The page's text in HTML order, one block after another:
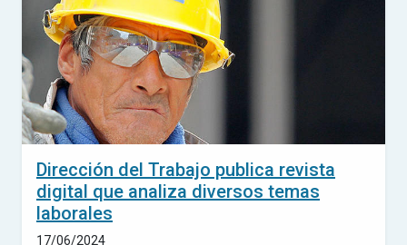
Dirección del Trabajo publica revista
digital que analiza diversos temas
laborales
17/06/2024